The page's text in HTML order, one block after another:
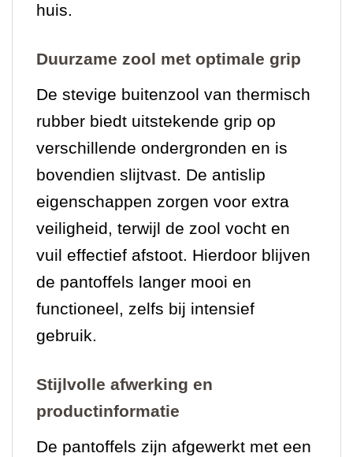
huis.
Duurzame zool met optimale grip
De stevige buitenzool van thermisch
rubber biedt uitstekende grip op
verschillende ondergronden en is
bovendien slijtvast. De antislip
eigenschappen zorgen voor extra
veiligheid, terwijl de zool vocht en
vuil effectief afstoot. Hierdoor blijven
de pantoffels langer mooi en
functioneel, zelfs bij intensief
gebruik.
Stijlvolle afwerking en
productinformatie
De pantoffels zijn afgewerkt met een